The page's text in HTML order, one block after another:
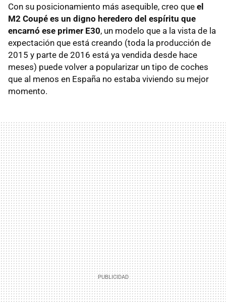
Con su posicionamiento más asequible, creo que el
M2 Coupé es un digno heredero del espíritu que
encarnó ese primer E30, un modelo que a la vista de la
expectación que está creando (toda la producción de
2015 y parte de 2016 está ya vendida desde hace
meses) puede volver a popularizar un tipo de coches
que al menos en España no estaba viviendo su mejor
momento.